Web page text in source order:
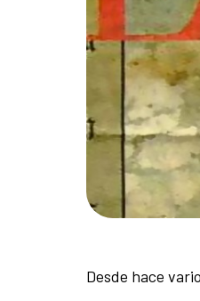
Desde hace